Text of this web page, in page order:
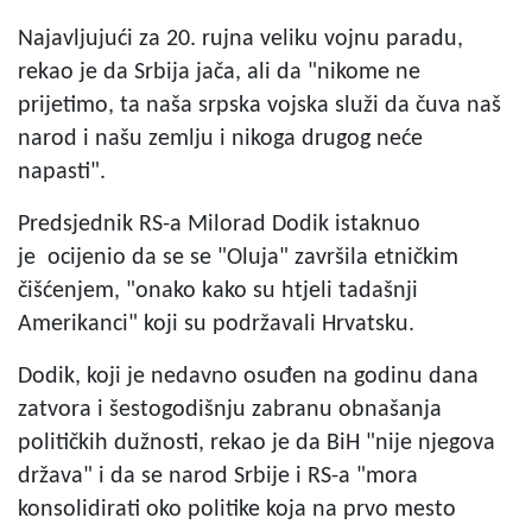
Najavljujući za 20. rujna veliku vojnu paradu,
rekao je da Srbija jača, ali da "nikome ne
prijetimo, ta naša srpska vojska služi da čuva naš
narod i našu zemlju i nikoga drugog neće
napasti".
Predsjednik RS-a Milorad Dodik istaknuo
je ocijenio da se se "Oluja" završila etničkim
čišćenjem, "onako kako su htjeli tadašnji
Amerikanci" koji su podržavali Hrvatsku.
Dodik, koji je nedavno osuđen na godinu dana
zatvora i šestogodišnju zabranu obnašanja
političkih dužnosti, rekao je da BiH "nije njegova
država" i da se narod Srbije i RS-a "mora
konsolidirati oko politike koja na prvo mesto